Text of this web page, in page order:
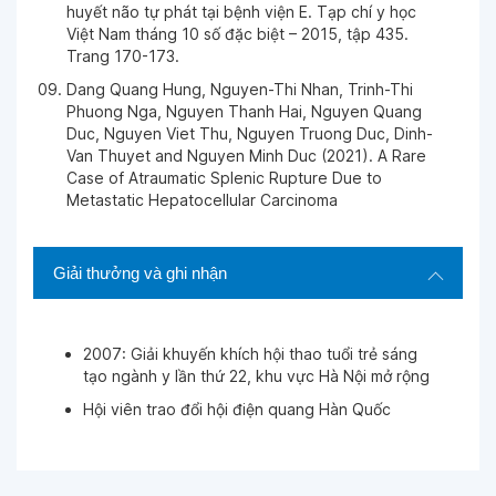
Giải thưởng và ghi nhận
2007: Giải khuyến khích hội thao tuổi trẻ sáng
tạo ngành y lần thứ 22, khu vực Hà Nội mở rộng
Hội viên trao đổi hội điện quang Hàn Quốc
huyết não tự phát tại bệnh viện E. Tạp chí y học
Việt Nam tháng 10 số đặc biệt – 2015, tập 435.
Trang 170-173.
Dang Quang Hung, Nguyen-Thi Nhan, Trinh-Thi
Phuong Nga, Nguyen Thanh Hai, Nguyen Quang
Duc, Nguyen Viet Thu, Nguyen Truong Duc, Dinh-
Van Thuyet and Nguyen Minh Duc (2021). A Rare
Case of Atraumatic Splenic Rupture Due to
Metastatic Hepatocellular Carcinoma